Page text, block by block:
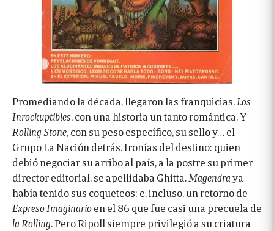
Promediando la década, llegaron las franquicias. Los
Inrockuptibles , con una historia un tanto romántica. Y
Rolling Stone , con su peso específico, su sello y… el
Grupo La Nación detrás. Ironías del destino: quien
debió negociar su arribo al país, a la postre su primer
director editorial, se apellidaba Ghitta. Magendraya
había tenido sus coqueteos; e, incluso, un retorno de
Expreso Imaginarioen el 86 que fue casi una precuela de
la Rolling . Pero Ripoll siempre privilegió a su criatura